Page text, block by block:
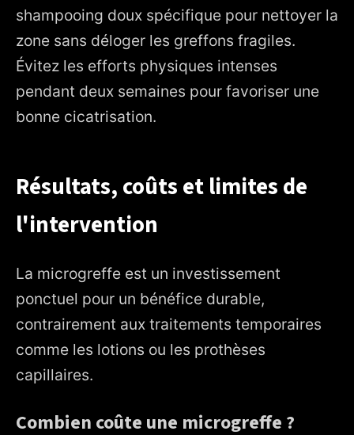
shampooing doux spécifique pour nettoyer la
zone sans déloger les greffons fragiles.
Évitez les efforts physiques intenses
pendant deux semaines pour favoriser une
bonne cicatrisation.
Résultats, coûts et limites de
l'intervention
La microgreffe est un investissement
ponctuel pour un bénéfice durable,
contrairement aux traitements temporaires
comme les lotions ou les prothèses
capillaires.
Combien coûte une microgreffe ?